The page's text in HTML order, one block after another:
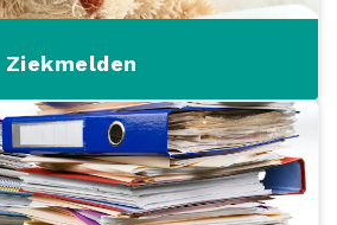
Ziekmelden